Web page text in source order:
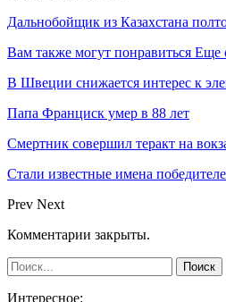
Дальнобойщик из Казахстана
Вам также могут понравиться Еще
В Швеции снижается интерес к
Папа Франциск умер в 88 лет
Смертник совершил теракт на
Стали известные имена
Prev Next
Комментарии закрыты.
Интересное: